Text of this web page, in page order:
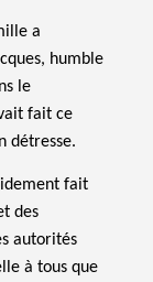
a
humble
le
fait ce
détresse.
fait
des
autorités
à tous que